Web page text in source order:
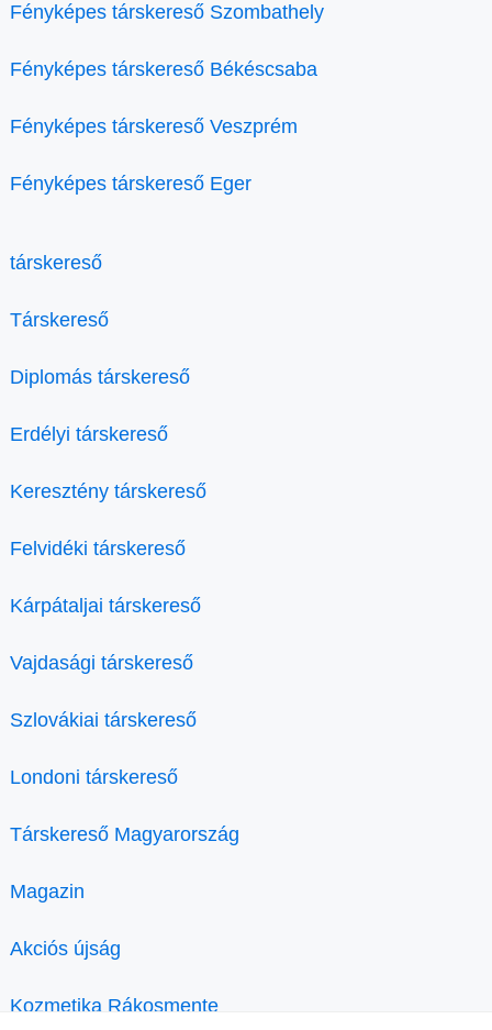
Fényképes társkereső Szombathely
Fényképes társkereső Békéscsaba
Fényképes társkereső Veszprém
Fényképes társkereső Eger
társkereső
Társkereső
Diplomás társkereső
Erdélyi társkereső
Keresztény társkereső
Felvidéki társkereső
Kárpátaljai társkereső
Vajdasági társkereső
Szlovákiai társkereső
Londoni társkereső
Társkereső Magyarország
Magazin
Akciós újság
Kozmetika Rákosmente